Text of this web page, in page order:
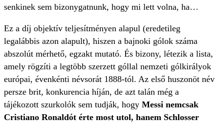
senkinek sem bizonygatnunk, hogy mi lett volna, ha…
Ez a díj objektív teljesítményen alapul (eredetileg
legalábbis azon alapult), hiszen a bajnoki gólok száma
abszolút mérhető, egzakt mutató. És bizony, létezik a lista,
amely rögzíti a legtöbb szerzett góllal nemzeti gólkirályok
európai, évenkénti névsorát 1888-tól. Az első huszonöt név
persze brit, konkurencia híján, de azt talán még a
tájékozott szurkolók sem tudják, hogy Messi nemcsak
Cristiano Ronaldót érte most utol, hanem Schlosser